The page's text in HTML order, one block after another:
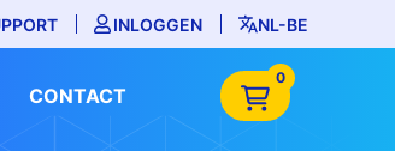
INLOGGEN NL-BE
CONTACT
0